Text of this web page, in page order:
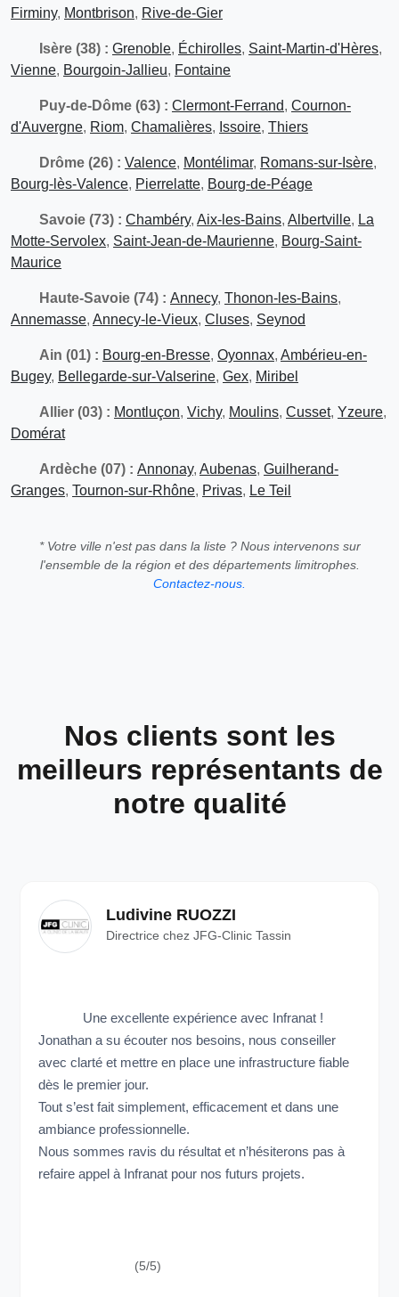
Firminy, Montbrison, Rive-de-Gier
Isère (38) : Grenoble, Échirolles, Saint-Martin-d'Hères,
Vienne, Bourgoin-Jallieu, Fontaine
Puy-de-Dôme (63) : Clermont-Ferrand, Cournon-
d'Auvergne, Riom, Chamalières, Issoire, Thiers
Drôme (26) : Valence, Montélimar, Romans-sur-Isère,
Bourg-lès-Valence, Pierrelatte, Bourg-de-Péage
Savoie (73) : Chambéry, Aix-les-Bains, Albertville, La
Motte-Servolex, Saint-Jean-de-Maurienne, Bourg-Saint-
Maurice
Haute-Savoie (74) : Annecy, Thonon-les-Bains,
Annemasse, Annecy-le-Vieux, Cluses, Seynod
Ain (01) : Bourg-en-Bresse, Oyonnax, Ambérieu-en-
Bugey, Bellegarde-sur-Valserine, Gex, Miribel
Allier (03) : Montluçon, Vichy, Moulins, Cusset, Yzeure,
Domérat
Ardèche (07) : Annonay, Aubenas, Guilherand-
Granges, Tournon-sur-Rhône, Privas, Le Teil
* Votre ville n'est pas dans la liste ? Nous intervenons sur
l'ensemble de la région et des départements limitrophes.
Contactez-nous.
Nos clients sont les
meilleurs représentants de
notre qualité
Ludivine RUOZZI
Directrice chez JFG-Clinic Tassin
Une excellente expérience avec Infranat !
Jonathan a su écouter nos besoins, nous conseiller
avec clarté et mettre en place une infrastructure fiable
dès le premier jour.
Tout s’est fait simplement, efficacement et dans une
ambiance professionnelle.
Nous sommes ravis du résultat et n’hésiterons pas à
refaire appel à Infranat pour nos futurs projets.
(5/5)